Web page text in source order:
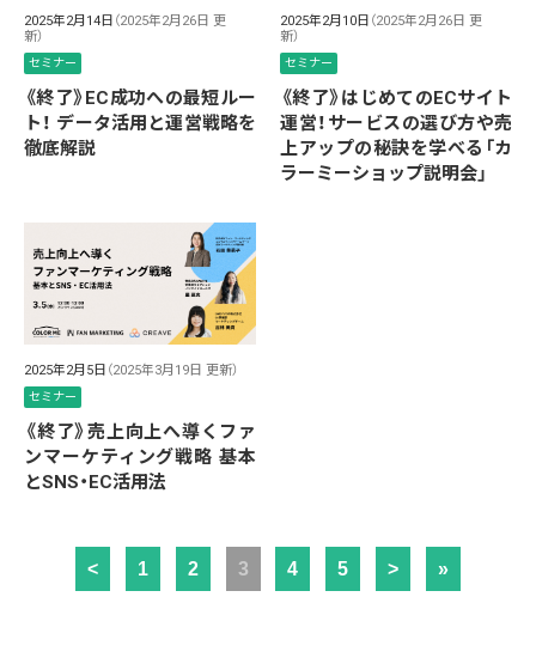
2025年2月14日 （2025年2月26日 更
新）
セミナー
《終了》EC成功への最短ルー
ト！ データ活用と運営戦略を
徹底解説
2025年2月10日 （2025年2月26日 更
新）
セミナー
《終了》はじめてのECサイト
運営！サービスの選び方や売
上アップの秘訣を学べる「カ
ラーミーショップ説明会」
2025年2月5日 （2025年3月19日 更新）
セミナー
《終了》売上向上へ導くファ
ンマーケティング戦略 基本
とSNS・EC活用法
< 1 2 3 4 5 > »